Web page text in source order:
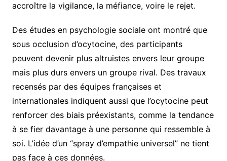
accroître la vigilance, la méfiance, voire le rejet.
Des études en psychologie sociale ont montré que
sous occlusion d’ocytocine, des participants
peuvent devenir plus altruistes envers leur groupe
mais plus durs envers un groupe rival. Des travaux
recensés par des équipes françaises et
internationales indiquent aussi que l’ocytocine peut
renforcer des biais préexistants, comme la tendance
à se fier davantage à une personne qui ressemble à
soi. L’idée d’un “spray d’empathie universel” ne tient
pas face à ces données.